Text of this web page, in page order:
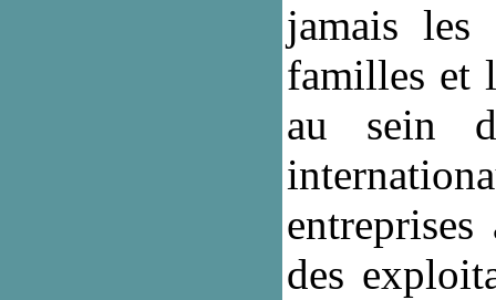
jamais les
familles et
au sein
des